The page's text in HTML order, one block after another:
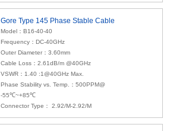
Gore Type 145 Phase Stable Cable
Model：B16-40-40
Frequency：DC-40GHz
Outer Diameter：3.60mm
Cable Loss：2.61dB/m @40GHz
VSWR：1.40 :1@40GHz Max.
Phase Stability vs. Temp.：500PPM@
-55℃~+85℃
Connector Type： 2.92/M-2.92/M